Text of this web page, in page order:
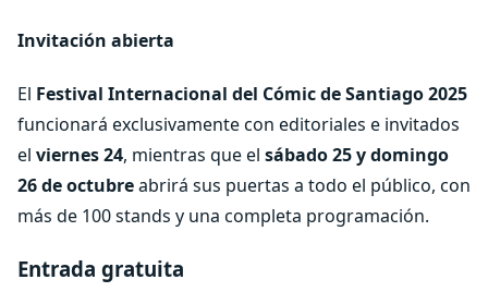
Invitación abierta
El Festival Internacional del Cómic de Santiago 2025
funcionará exclusivamente con editoriales e invitados
el viernes 24, mientras que el sábado 25 y domingo
26 de octubreabrirá sus puertas a todo el público, con
más de 100 stands y una completa programación.
Entrada gratuita